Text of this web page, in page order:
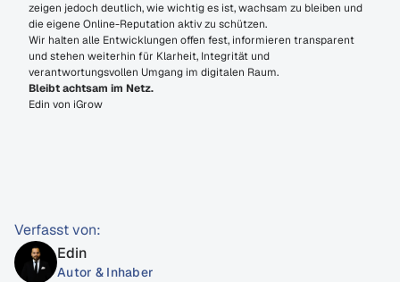
zeigen jedoch deutlich, wie wichtig es ist, wachsam zu bleiben und
die eigene Online-Reputation aktiv zu schützen.
Wir halten alle Entwicklungen offen fest, informieren transparent
und stehen weiterhin für Klarheit, Integrität und
verantwortungsvollen Umgang im digitalen Raum.
Bleibt achtsam im Netz.
Edin von iGrow
Verfasst von:
Edin
Autor & Inhaber